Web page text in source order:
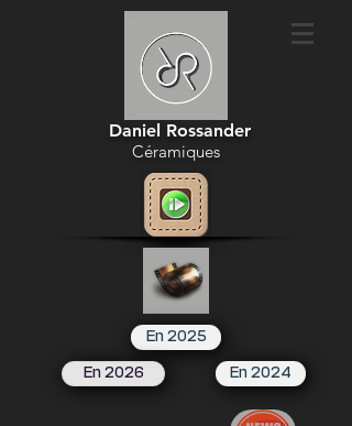
Daniel Rossander
Céramiques
En 2025
En 2026 En 2024